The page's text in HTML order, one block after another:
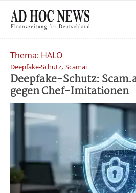
Thema: HALO
Deepfake-Schutz, Scamai
Deepfake-Schutz:
gegen Chef-Imitationen